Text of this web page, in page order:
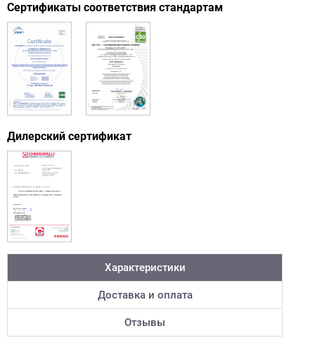
Сертификаты соответствия стандартам
Дилерский сертификат
Характеристики
Доставка и оплата
Отзывы